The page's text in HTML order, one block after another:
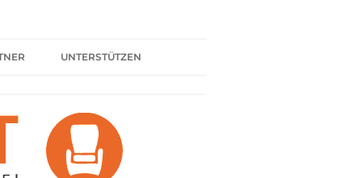
UNTERSTÜTZEN
SPENDEN
FÖRDERMITGLIED WERDEN